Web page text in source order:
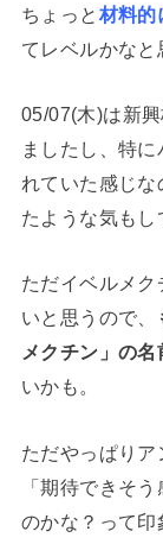
ちょっと 材料的
てレベルかなと
05/07(木)は新
ましたし、特
れていた感じ
たような気もし
ただイベルメ
いと思うので、
メクチン」の
いかも。
ただやっぱり
「期待できそ
のかな？って印